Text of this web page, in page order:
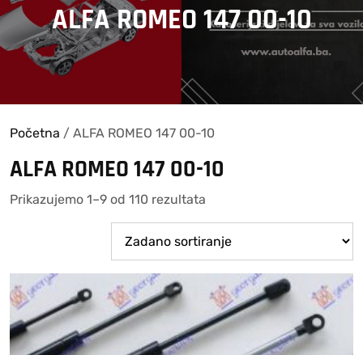
ALFA ROMEO 147 00-10
Početna / ALFA ROMEO 147 00-10
ALFA ROMEO 147 00-10
Prikazujemo 1–9 od 110 rezultata